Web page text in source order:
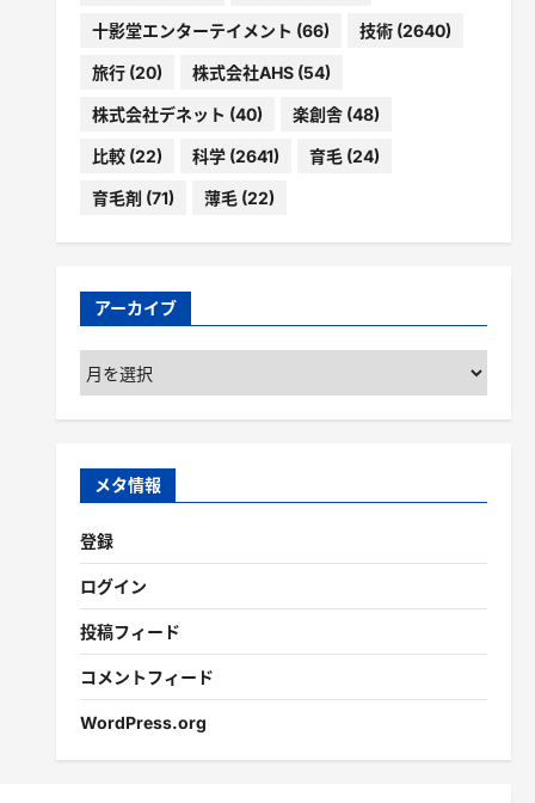
十影堂エンターテイメント (66) 技術(2640)
旅行(20) 株式会社AHS(54)
株式会社デネット (40) 楽創舎(48)
比較(22) 科学(2641) 育毛(24)
育毛剤 (71) 薄毛(22)
アーカイブ
ア
ー
カ
ブ
メタ情報
登録
ログイン
投稿フィード
コメントフィード
WordPress.org